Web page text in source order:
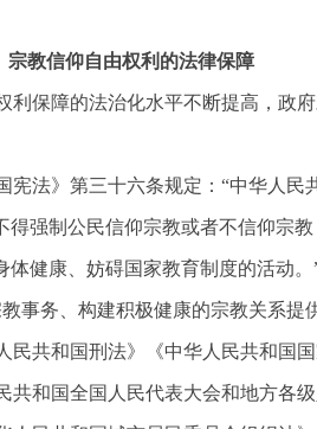
宗教信仰自由权利的法律保障
保障的法治化水平不断提高，政
法》第三十六条规定： “中华人民
强制公民信仰宗教或者不信仰宗
健康、妨碍国家教育制度的活动
事务、构建积极健康的宗教关系提
共和国刑法》《中华人民共和国
和国全国人民代表大会和地方各